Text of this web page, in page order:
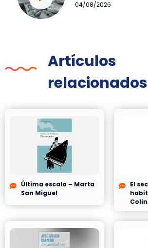
04/08/2026
Artículos
relacionados
Última escala – Marta
San Miguel
El